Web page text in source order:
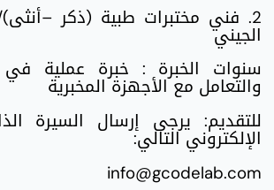
2. فني مختبرات طبية (ذكر
الجيني
سنوات الخبرة : خبرة عملية
والتعامل مع الأجهزة المخبرية
للتقديم: يرجى إرسال السيرة
الإلكتروني التالي:
info@gcodelab.com